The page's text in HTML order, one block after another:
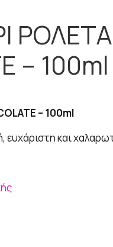
ΡΟΛΕΤΑ
– 100ml
– 100ml
ευχάριστη και